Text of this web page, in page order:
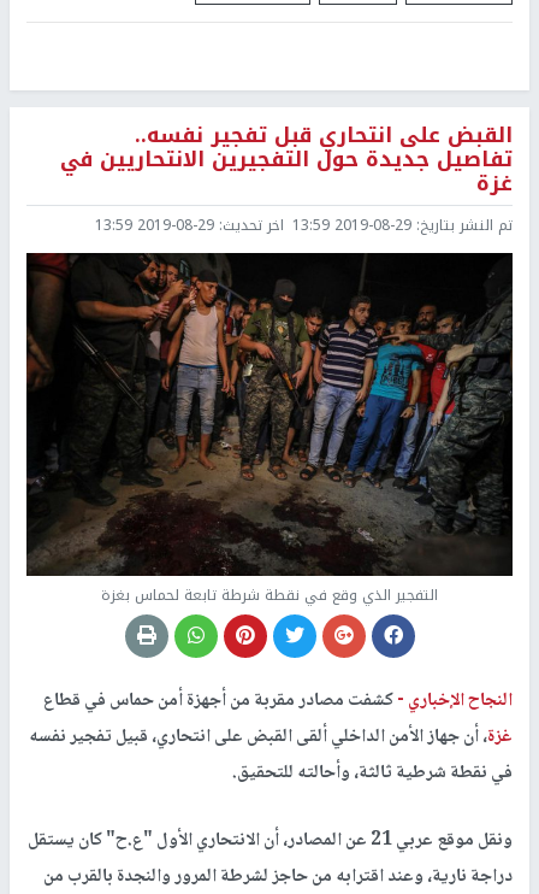
القبض على انتحاري قبل تفجير نفسه..
تفاصيل جديدة حول التفجيرين الانتحاريين في
غزة
تم النشر بتاريخ: 2019-08-29 13:59 اخر تحديث: 2019-08-29 13:59
التفجير الذي وقع في نقطة شرطة تابعة لحماس بغزة
النجاح الإخباري -كشفت مصادر مقربة من أجهزة أمن حماس في قطاع
غزة، أن جهاز الأمن الداخلي ألقى القبض على انتحاري، قبيل تفجير نفسه
في نقطة شرطية ثالثة، وأحالته للتحقيق.
ونقل موقع عربي 21 عن المصادر، أن الانتحاري الأول "ع.ح" كان يستقل
دراجة نارية، وعند اقترابه من حاجز لشرطة المرور والنجدة بالقرب من